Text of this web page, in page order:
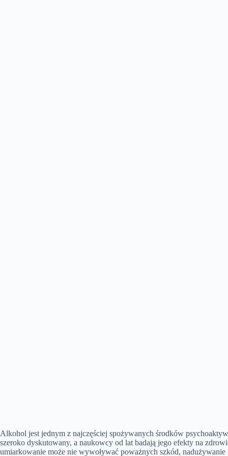
Alkohol jest jednym z najczęściej spożywanych środków
szeroko dyskutowany, a naukowcy od lat badają jego efekty na
umiarkowanie może nie wywoływać poważnych szkód,